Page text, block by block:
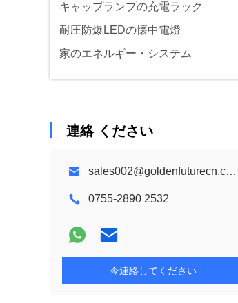
キャップランプの充電ラック
耐圧防爆LEDの懐中電燈
家のエネルギー・システム
連絡 ください
sales002@goldenfuturecn.com
0755-2890 2532
今連絡してください